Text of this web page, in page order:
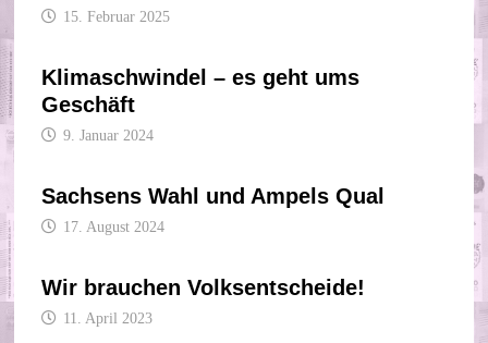
15. Februar 2025
Klimaschwindel – es geht ums
Geschäft
9. Januar 2024
Sachsens Wahl und Ampels Qual
17. August 2024
Wir brauchen Volksentscheide!
11. April 2023